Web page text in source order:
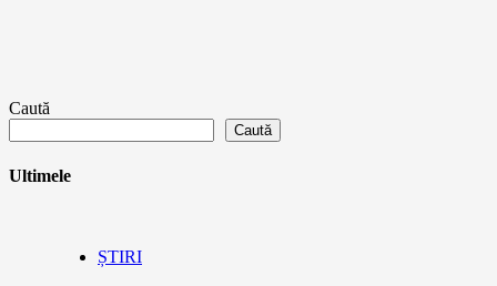
Caută
Caută
Ultimele
ȘTIRI